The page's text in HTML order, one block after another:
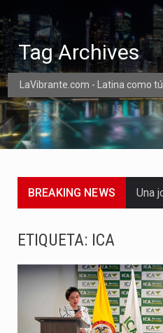
LaVibrante.com - Latina como tú
Tag Archives
BREAKING NEWS
ETIQUETA: ICA